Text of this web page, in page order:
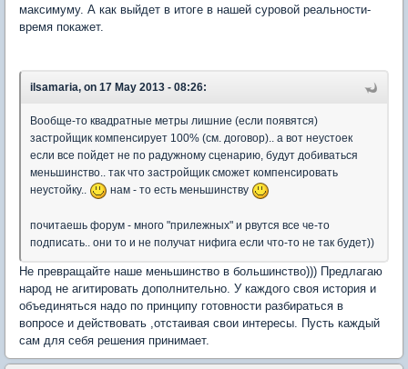
максимуму. А как выйдет в итоге в нашей суровой реальности-
время покажет.
ilsamaria, on 17 May 2013 - 08:26:
Вообще-то квадратные метры лишние (если появятся)
застройщик компенсирует 100% (см. договор).. а вот неустоек
если все пойдет не по радужному сценарию, будут добиваться
меньшинство.. так что застройщик сможет компенсировать
неустойку..
нам - то есть меньшинству
почитаешь форум - много "прилежных" и рвутся все че-то
подписать.. они то и не получат нифига если что-то не так будет))
Не превращайте наше меньшинство в большинство))) Предлагаю
народ не агитировать дополнительно. У каждого своя история и
объединяться надо по принципу готовности разбираться в
вопросе и действовать ,отстаивая свои интересы. Пусть каждый
сам для себя решения принимает.